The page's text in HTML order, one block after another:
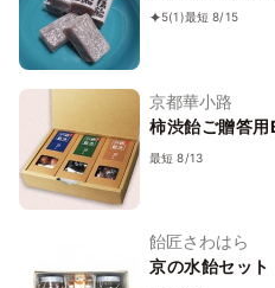
5(1)最短 8/15
京都華小路
柿渋飴ご贈答用
最短 8/13
飴匠さわはら
京の水飴セット